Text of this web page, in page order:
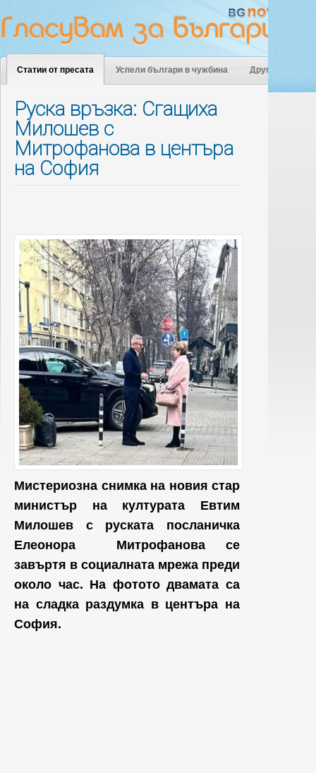
Статии от пресата Успели българи в чужбина Други
Руска връзка: Сгащиха
Милошев с
Митрофанова в центъра
на София
Мистериозна снимка на новия стар
министър на културата Евтим
Милошев с руската посланичка
Елеонора Митрофанова се
завъртя в социалната мрежа преди
около час. На фотото двамата са
на сладка раздумка в центъра на
София.